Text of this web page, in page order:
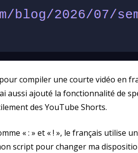
pour compiler une courte vidéo en
aussi ajouté la fonctionnalité de
des YouTube Shorts.
« : » et « ! », le français utilise
script pour changer ma